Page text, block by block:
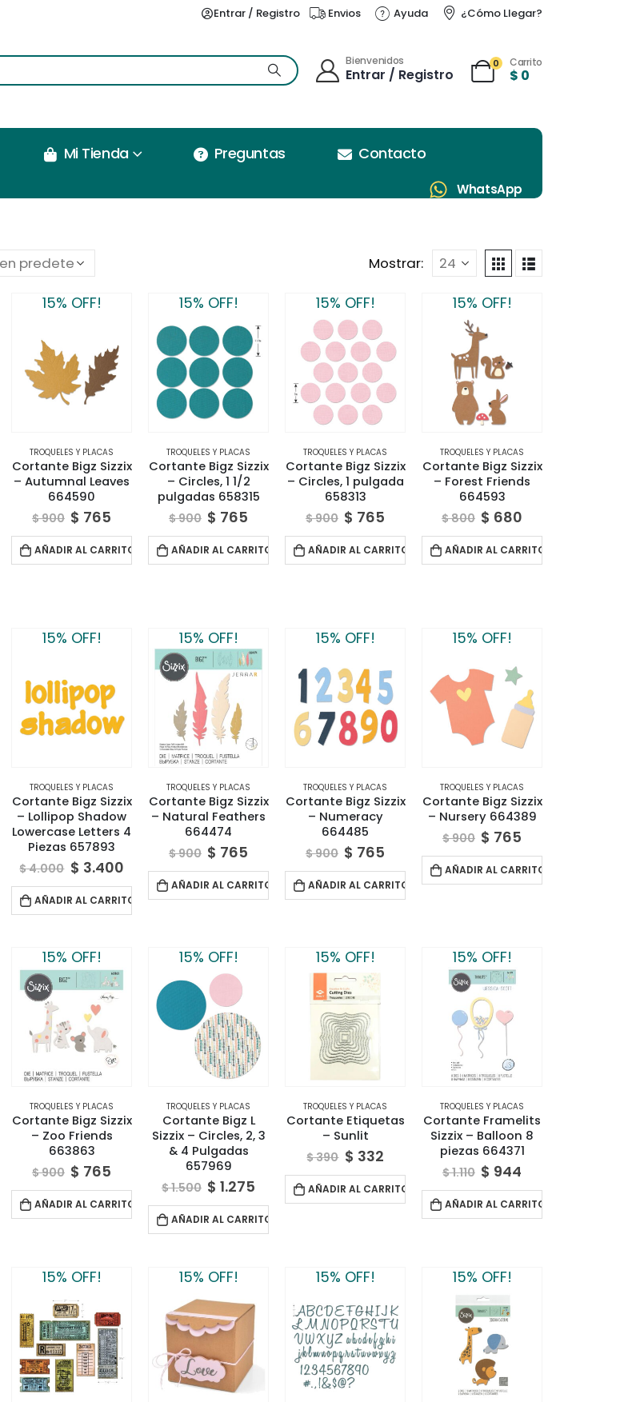
Entrar / Registro Envios Ayuda ¿Cómo Llegar?
Bienvenidos
Entrar / Registro
0 Carrito
$ 0
Mi Tienda Preguntas Contacto
WhatsApp
Mostrar:
15% OFF!
TROQUELES Y PLACAS
Cortante Bigz Sizzix
– Autumnal Leaves
664590
$900 $ 765
AÑADIR AL CARRITO
15% OFF!
TROQUELES Y PLACAS
Cortante Bigz Sizzix
– Circles, 1 1/2
pulgadas 658315
$900 $ 765
AÑADIR AL CARRITO
15% OFF!
TROQUELES Y PLACAS
Cortante Bigz Sizzix
– Circles, 1 pulgada
658313
$900 $ 765
AÑADIR AL CARRITO
15% OFF!
TROQUELES Y PLACAS
Cortante Bigz Sizzix
– Forest Friends
664593
$800 $ 680
AÑADIR AL CARRITO
15% OFF!
TROQUELES Y PLACAS
Cortante Bigz Sizzix
– Lollipop Shadow
Lowercase Letters 4
Piezas 657893
$4.000 $ 3.400
AÑADIR AL CARRITO
15% OFF!
TROQUELES Y PLACAS
Cortante Bigz Sizzix
– Natural Feathers
664474
$900 $ 765
AÑADIR AL CARRITO
15% OFF!
TROQUELES Y PLACAS
Cortante Bigz Sizzix
– Numeracy
664485
$900 $ 765
AÑADIR AL CARRITO
15% OFF!
TROQUELES Y PLACAS
Cortante Bigz Sizzix
– Nursery 664389
$900 $ 765
AÑADIR AL CARRITO
15% OFF!
TROQUELES Y PLACAS
Cortante Bigz Sizzix
– Zoo Friends
663863
$900 $ 765
AÑADIR AL CARRITO
15% OFF!
TROQUELES Y PLACAS
Cortante Bigz L
Sizzix – Circles, 2, 3
& 4 Pulgadas
657969
$1.500 $ 1.275
AÑADIR AL CARRITO
15% OFF!
TROQUELES Y PLACAS
Cortante Etiquetas
– Sunlit
$390 $ 332
AÑADIR AL CARRITO
15% OFF!
TROQUELES Y PLACAS
Cortante Framelits
Sizzix – Balloon 8
piezas 664371
$1.110 $ 944
AÑADIR AL CARRITO
15% OFF! 15% OFF! 15% OFF! 15% OFF!